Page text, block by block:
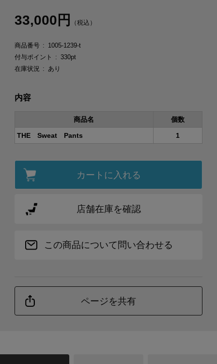
33,000円 （税込）
商品番号
1005-1239-t
付与ポイント
330pt
在庫状況
あり
カートに入れる
店舗在庫を確認
内容
商品名 個数
THE Sweat Pants 1
この商品について問い合わせる
ページを共有